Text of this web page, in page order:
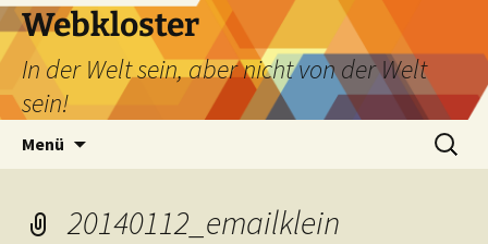
Webkloster
In der Welt sein, aber nicht von der Welt
sein!
Menü
Suchen
nach:
20140112_emailklein